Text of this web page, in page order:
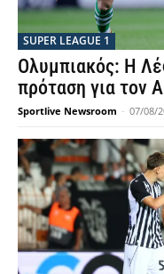
SUPER LEAGUE 1
Ολυμπιακός: Η
πρόταση για τον
Sportlive Newsroom - 07/08/